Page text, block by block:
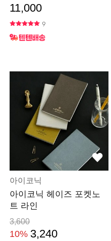
11,000
9
아이코닉
아이코닉 헤이즈 포켓노
트 라인
3,600
10% 3,240